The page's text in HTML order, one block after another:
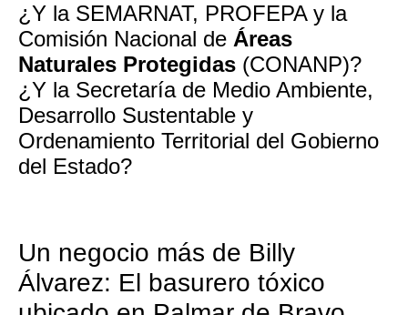
¿Y la SEMARNAT, PROFEPA y la
Comisión Nacional de Áreas
Naturales Protegidas (CONANP)?
¿Y la Secretaría de Medio Ambiente,
Desarrollo Sustentable y
Ordenamiento Territorial del Gobierno
del Estado?
Un negocio más de Billy
Álvarez: El basurero tóxico